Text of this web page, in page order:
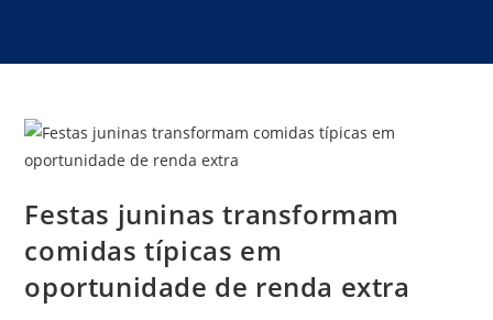
Festas juninas transformam
comidas típicas em
oportunidade de renda extra